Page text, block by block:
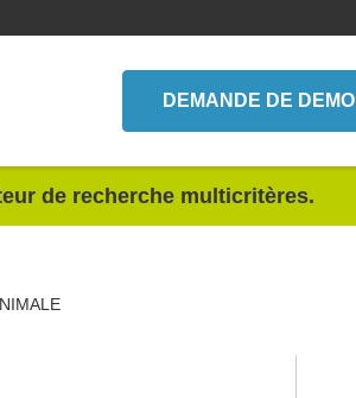
DEMANDE DE DEMO
de recherche multicritères.